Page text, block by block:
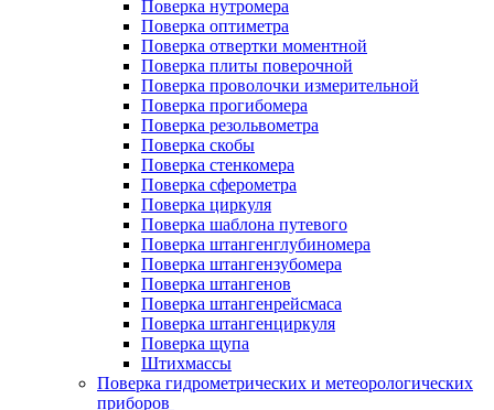
Поверка нутромера
Поверка оптиметра
Поверка отвертки моментной
Поверка плиты поверочной
Поверка проволочки измерительной
Поверка прогибомера
Поверка резольвометра
Поверка скобы
Поверка стенкомера
Поверка сферометра
Поверка циркуля
Поверка шаблона путевого
Поверка штангенглубиномера
Поверка штангензубомера
Поверка штангенов
Поверка штангенрейсмаса
Поверка штангенциркуля
Поверка щупа
Штихмассы
Поверка гидрометрических и метеорологических
приборов